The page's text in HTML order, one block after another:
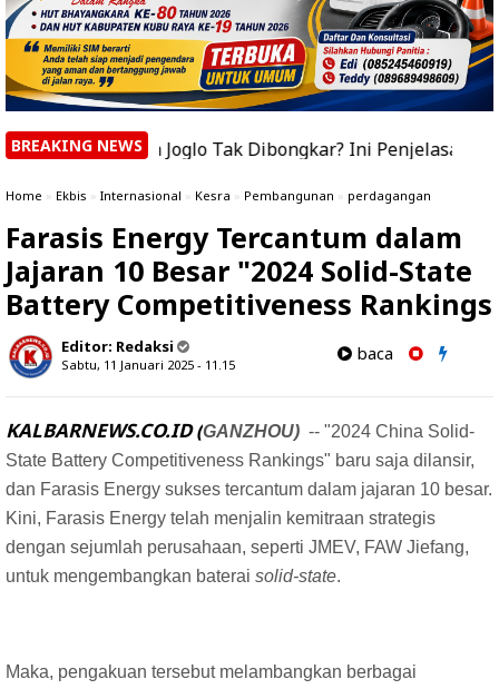
BREAKING NEWS
Joglo Tak Dibongkar? Ini Penjelasan Bupati Sujiwo
Home » Ekbis » Internasional » Kesra » Pembangunan » perdagangan
Farasis Energy Tercantum dalam
Jajaran 10 Besar "2024 Solid-State
Battery Competitiveness Rankings
Editor: Redaksi
Sabtu, 11 Januari 2025 - 11.15
baca
KALBARNEWS.CO.ID (GANZHOU) -- "2024 China Solid-
State Battery Competitiveness Rankings" baru saja dilansir,
dan Farasis Energy sukses tercantum dalam jajaran 10 besar.
Kini, Farasis Energy telah menjalin kemitraan strategis
dengan sejumlah perusahaan, seperti JMEV, FAW Jiefang,
untuk mengembangkan baterai solid-state.
Maka, pengakuan tersebut melambangkan berbagai